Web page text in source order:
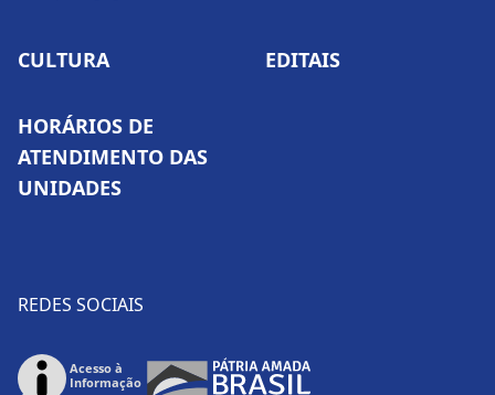
CULTURA EDITAIS
HORÁRIOS DE
ATENDIMENTO DAS
UNIDADES
REDES SOCIAIS